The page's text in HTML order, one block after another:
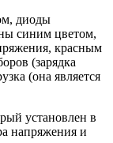
диоды
синим цветом,
красным
(зарядка
(она является
установлен в
напряжения и